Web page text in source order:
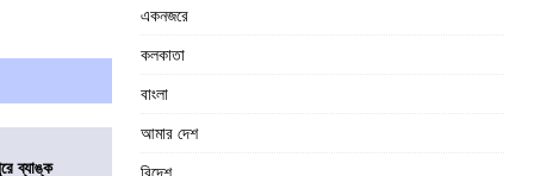
ব্যাঙ্ক
একনজরে
কলকাতা
বাংলা
আমার দেশ